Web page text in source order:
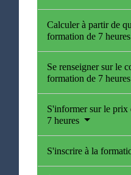
Calculer à partir de
formation de 7 heures
Se renseigner sur le
formation de 7 heures
S'informer sur le prix
7 heures
S'inscrire à la